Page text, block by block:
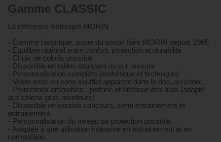
Gamme CLASSIC
La référence historique MORIN
- Gamme historique, issue du savoir faire MORIN depuis 1965
- Equilibre optimal entre confort, protection et durabilité
- Choix de coloris possible
- Disponible en tailles standard ou sur mesure
- Personnalisation complète (esthétique et technique)
- Veste avec ou sans soufflet apparent dans le dos, au choix.
- Protections amovibles : poitrine et intérieur des bras (adapté
aux chiens gros mordeurs)
- Disponible en version concours, semi entrainement et
entrainement.
- Personnalisation du niveau de protection possible.
- Adaptée à une utilisation intensive en entrainement et en
compétition.